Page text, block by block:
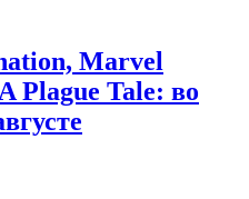
Marvel
Plague Tale: во